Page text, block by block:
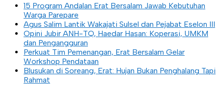
15 Program Andalan Erat Bersalam Jawab Kebutuhan
Warga Parepare
Agus Salim Lantik Wakajati Sulsel dan Pejabat Eselon III
Opini Jubir ANH-TQ, Haedar Hasan: Koperasi, UMKM
dan Pengangguran
Perkuat Tim Pemenangan, Erat Bersalam Gelar
Workshop Pendataan
Blusukan di Soreang, Erat: Hujan Bukan Penghalang Tapi
Rahmat